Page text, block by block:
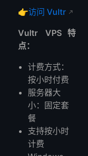
👉访问 Vultr
Vultr VPS特
点：
计费方式：
按小时付费
服务器大
小：固定套
餐
支持按小时
计费